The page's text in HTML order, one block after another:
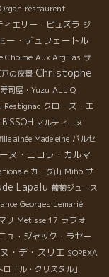
restaurent
ィエリー・ピュズラ ジ
ー・デュフェートル
Choime Aux Argillas サ
の夜景 Christophe
寿司屋・Yuzu ALLIQ
Restignac クローズ・エ
BISSOH マルティーヌ
ainée Madeleine バルセ
ヌ・ニコラ・カルマ
カニグ山 Miho サ
Lapalu 葡萄ジュース
Georges Lemarié
リ Metisse 17 ラフォ
ュ・ジャック・ラセー
・デ・スリエ SOPEXA
「ル・クリスタル」